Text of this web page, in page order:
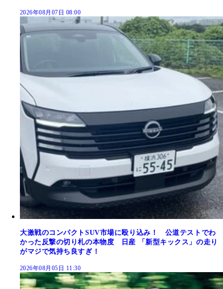
2026年08月07日 08:00
大激戦のコンパクトSUV市場に殴り込み！ 公道テストでわ
かった反撃の切り札の本物度 日産 「新型キックス」の走り
がマジで気持ち良すぎ！
2026年08月05日 11:30